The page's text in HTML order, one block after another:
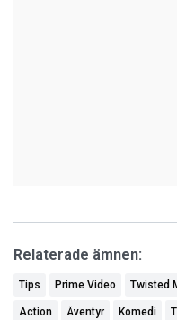
Relaterade ämnen:
Tips Prime Video Twisted
Action Äventyr Komedi